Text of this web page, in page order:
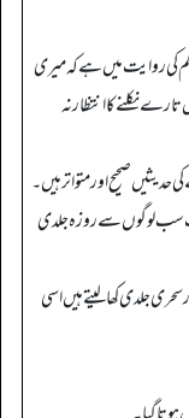
کی روایت میں ہے کہ میری
نکلنے کا انتظار نہ
حدیثیں صحیح اور متواتر ہیں۔
سب لوگوں سے روزہ جلدی
جلدی کھالیتے ہیں اسی